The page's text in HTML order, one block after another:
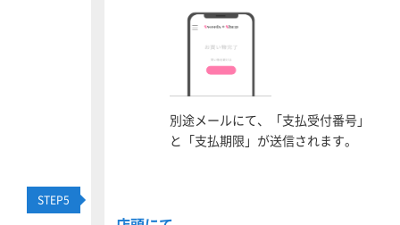
別途メールにて、「支払受付番号」
と「支払期限」が送信されます。
STEP5